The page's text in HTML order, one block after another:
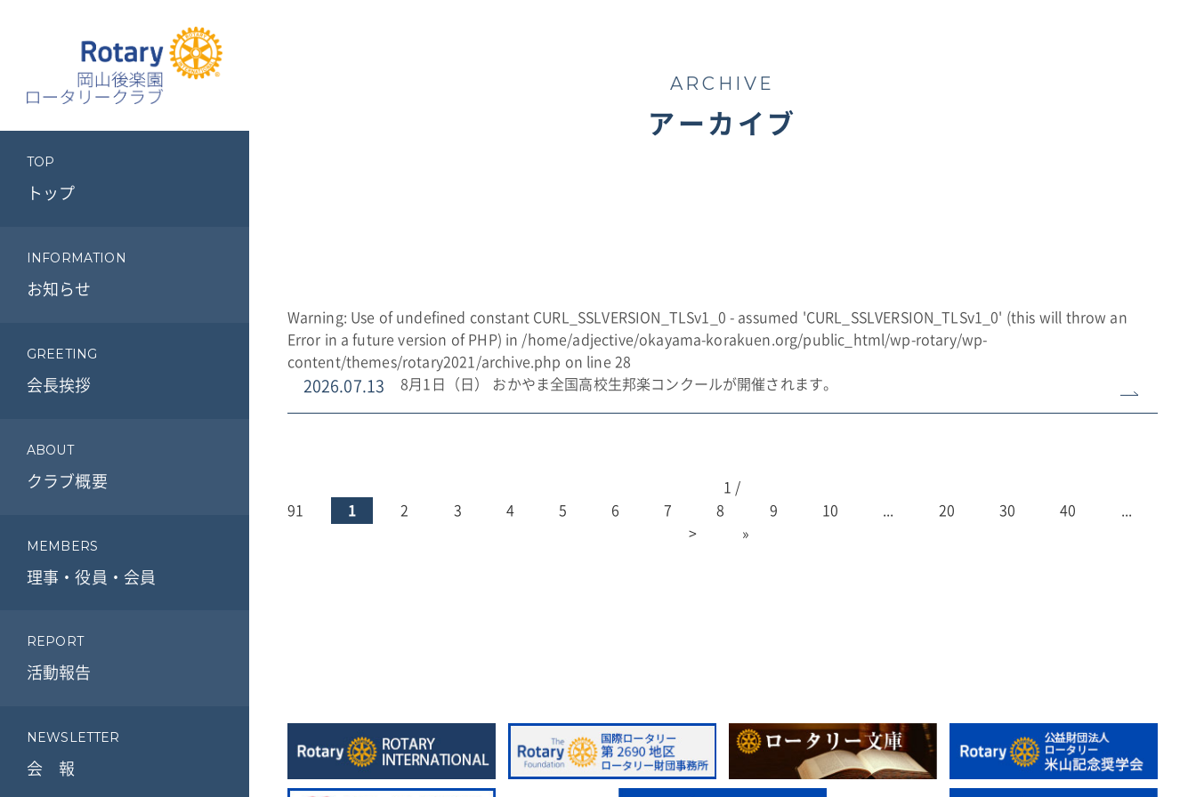
TOP
トップ
INFORMATION
お知らせ
GREETING
会長挨拶
ABOUT
クラブ概要
MEMBERS
理事・役員・会員
REPORT
活動報告
NEWSLETTER
会 報
ARCHIVE
アーカイブ
Warning: Use of undefined constant CURL_SSLVERSION_TLSv1_0 - assumed 'CURL_SSLVERSION_TLSv1_0' (this will throw an
Error in a future version of PHP) in /home/adjective/okayama-korakuen.org/public_html/wp-rotary/wp-
content/themes/rotary2021/archive.php on line 28
2026.07.13 8月1日（日） おかやま全国高校生邦楽コンクールが開催されます。
1 /
91
1 2 3 4 5 6 7 8 9 10 ... 20 30 40
...
>
»